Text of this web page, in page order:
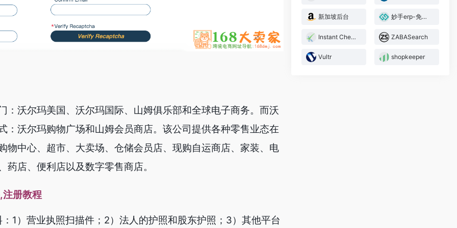
：沃尔玛美国、沃尔玛国际、山姆俱乐部和全球电子商务。而沃
：沃尔玛购物广场和山姆会员商店。该公司提供各种零售业态在
物中心、超市、大卖场、仓储会员店、现购自运商店、家装、电
药店、便利店以及数字零售商店。
注册教程
1）营业执照扫描件；2）法人的护照和股东护照；3）其他平台
新加坡后台 妙手erp-免费erp软件
Instant Checkmate ZABASearch
Vultr shopkeeper